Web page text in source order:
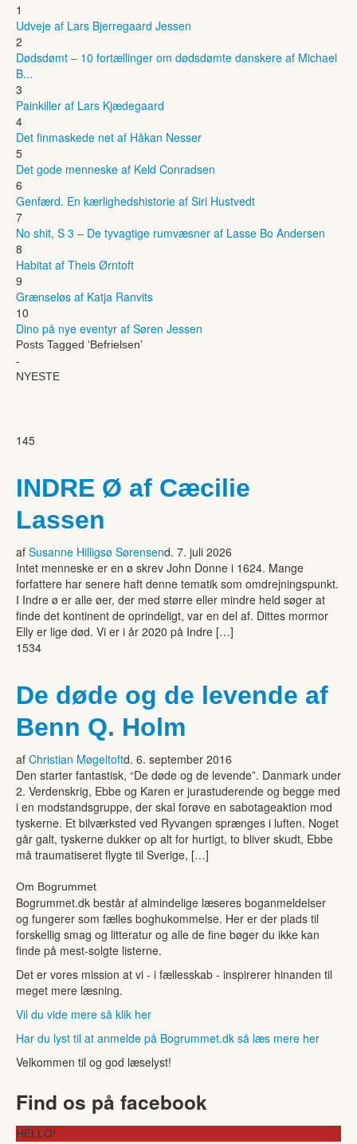
1
Udveje af Lars Bjerregaard Jessen
2
Dødsdømt – 10 fortællinger om dødsdømte danskere af Michael
B...
3
Painkiller af Lars Kjædegaard
4
Det finmaskede net af Håkan Nesser
5
Det gode menneske af Keld Conradsen
6
Genfærd. En kærlighedshistorie af Siri Hustvedt
7
No shit, S 3 – De tyvagtige rumvæsner af Lasse Bo Andersen
8
Habitat af Theis Ørntoft
9
Grænseløs af Katja Ranvits
10
Dino på nye eventyr af Søren Jessen
Posts Tagged ‘Befrielsen’
-
NYESTE
145
INDRE Ø af Cæcilie
Lassen
af Susanne Hilligsø Sørensend. 7. juli 2026
Intet menneske er en ø skrev John Donne i 1624. Mange
forfattere har senere haft denne tematik som omdrejningspunkt.
I Indre ø er alle øer, der med større eller mindre held søger at
finde det kontinent de oprindeligt, var en del af. Dittes mormor
Elly er lige død. Vi er i år 2020 på Indre […]
1534
De døde og de levende af
Benn Q. Holm
af Christian Møgeltoftd. 6. september 2016
Den starter fantastisk, “De døde og de levende”. Danmark under
2. Verdenskrig, Ebbe og Karen er jurastuderende og begge med
i en modstandsgruppe, der skal forøve en sabotageaktion mod
tyskerne. Et bilværksted ved Ryvangen sprænges i luften. Noget
går galt, tyskerne dukker op alt for hurtigt, to bliver skudt, Ebbe
må traumatiseret flygte til Sverige, […]
Om Bogrummet
Bogrummet.dk består af almindelige læseres boganmeldelser
og fungerer som fælles boghukommelse. Her er der plads til
forskellig smag og litteratur og alle de fine bøger du ikke kan
finde på mest-solgte listerne.
Det er vores mission at vi - i fællesskab - inspirerer hinanden til
meget mere læsning.
Vil du vide mere så klik her
Har du lyst til at anmelde på Bogrummet.dk så læs mere her
Velkommen til og god læselyst!
Find os på facebook
HELLO!